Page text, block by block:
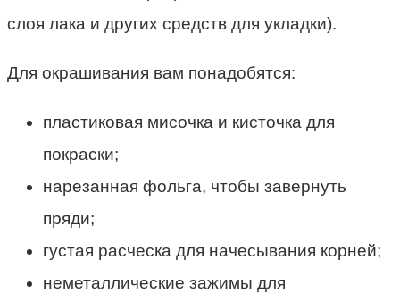
слоя лака и других средств для укладки).
Для окрашивания вам понадобятся:
пластиковая мисочка и кисточка для
покраски;
нарезанная фольга, чтобы завернуть
пряди;
густая расческа для начесывания корней;
неметаллические зажимы для